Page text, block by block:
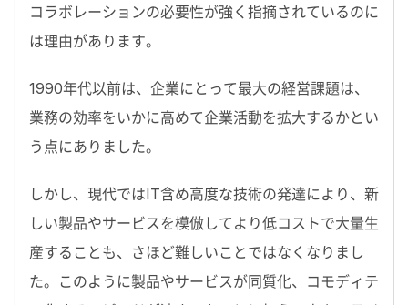
コラボレーションの必要性が強く指摘されているのに
は理由があります。
1990年代以前は、企業にとって最大の経営課題は、
業務の効率をいかに高めて企業活動を拡大するかとい
う点にありました。
しかし、現代ではIT含め高度な技術の発達により、新
しい製品やサービスを模倣してより低コストで大量生
産することも、さほど難しいことではなくなりまし
た。このように製品やサービスが同質化、コモディテ